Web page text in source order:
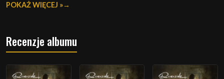
POKAŻ WIĘCEJ »
Recenzje albumu